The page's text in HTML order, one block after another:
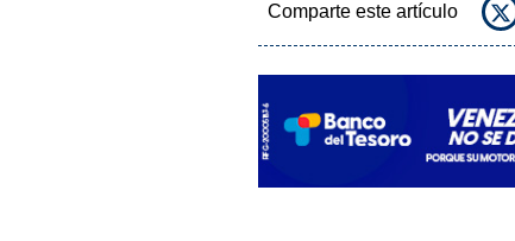
Comparte este artículo